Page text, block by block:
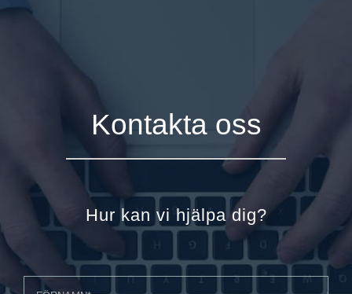
Kontakta oss
Hur kan vi hjälpa dig?